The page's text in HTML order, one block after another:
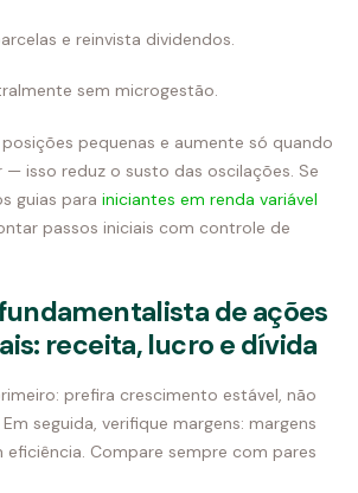
e reinvista dividendos.
sem microgestão.
pequenas e aumente só quando
— isso reduz o susto das oscilações. Se
guias para iniciantes em renda variável
passos iniciais com controle de
de ações
receita, lucro e dívida
prefira crescimento estável, não
seguida, verifique margens: margens
eficiência. Compare sempre com pares